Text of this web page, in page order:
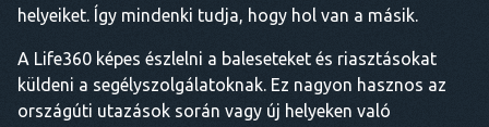
helyeiket. Így mindenki tudja, hogy hol van a másik.
A Life360 képes észlelni a baleseteket és riasztásokat
küldeni a segélyszolgálatoknak. Ez nagyon hasznos az
országúti utazások során vagy új helyeken való